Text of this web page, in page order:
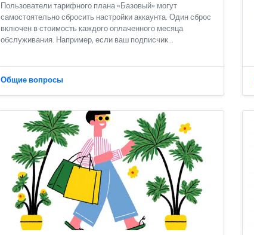
Пользователи тарифного плана «Базовый» могут
самостоятельно сбросить настройки аккаунта. Один сброс
включен в стоимость каждого оплаченного месяца
обслуживания. Например, если ваш подписчик...
Общие вопросы